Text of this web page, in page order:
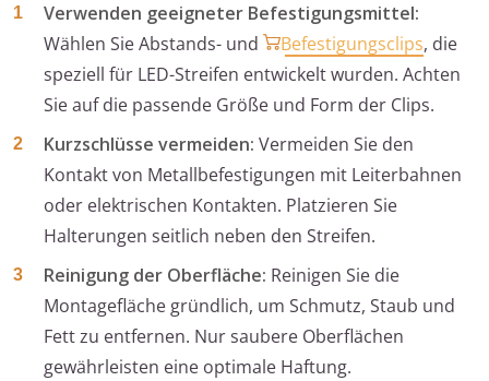
Verwenden geeigneter Befestigungsmittel:
Wählen Sie Abstands- und
Befestigungsclips, die
speziell für LED-Streifen entwickelt wurden. Achten
Sie auf die passende Größe und Form der Clips.
Kurzschlüsse vermeiden: Vermeiden Sie den
Kontakt von Metallbefestigungen mit Leiterbahnen
oder elektrischen Kontakten. Platzieren Sie
Halterungen seitlich neben den Streifen.
Reinigung der Oberfläche: Reinigen Sie die
Montagefläche gründlich, um Schmutz, Staub und
Fett zu entfernen. Nur saubere Oberflächen
gewährleisten eine optimale Haftung.